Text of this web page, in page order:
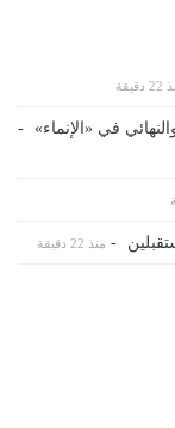
-
- منذ 22 دقيقة